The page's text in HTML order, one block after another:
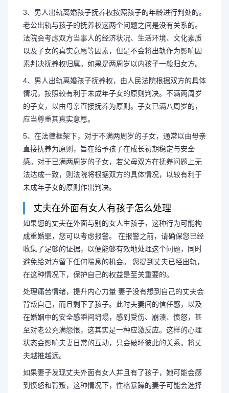
3、男人出轨离婚孩子抚养权按照孩子的年龄进行判处的。
老公出轨与孩子的抚养权这两个问题之间是没有关系的。
法院会考虑双方当事人的经济状况、生活环境、文化素质
以及子女的真实意愿等因素，但是不会将出轨作为影响因
素判决抚养权归属。如果是两周岁以内孩子一般归女方。
4、男人出轨离婚孩子抚养权，由人民法院根据双方的具体
情况，按照较有利于未成年子女的原则判决。不满两周岁
的子女，以由母亲直接抚养为原则。子女已满八周岁的，
应当尊重其真实意愿。
5、在法律框架下，对于不满两周岁的子女，通常以由母亲
直接抚养为原则，旨在给予孩子在成长初期稳定与安全
感。对于已满两周岁的子女，若父母双方在抚养问题上无
法达成一致，则法院将根据双方的具体情况，以较有利于
未成年子女的原则作出判决。
丈夫在外面有女人有孩子怎么处理
如果您的丈夫在外面与别的女人生孩子，这种行为可能构
成重婚罪，您可以考虑报警。 在报警之前，请确保您已经
收集了足够的证据，以便能够有效地处理这个问题，同时
避免给对方留下任何喘息的机会。 您提到丈夫已经出轨，
在这种情况下，保护自己的权益是至关重要的。
处理痛苦情绪，提升内心力量 妻子没有想到自己的丈夫会
背叛自己，而且剩下了孩子。此时夫妻间的信任感，以及
在婚姻中的安全感瞬间坍塌，感到受伤、崩溃、愤怒，甚
至对老公充满怨恨，这其实是一种应激反应。这样的心理
状态会影响夫妻日常的互动，只会破坏彼此的关系。将丈
夫越推越远。
如果妻子发现丈夫外面有女人并且有了孩子，她可能会感
到愤怒和背叛，这种情况下，性格暴躁的妻子可能会选择